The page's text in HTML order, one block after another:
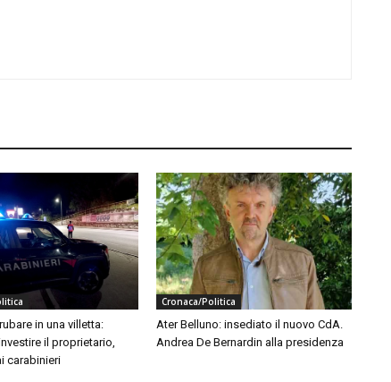
in una villetta:
il proprietario,
carabinieri
Cronaca/Politica
Ater Belluno: insediato il nuovo CdA.
Andrea De Bernardin alla presidenza